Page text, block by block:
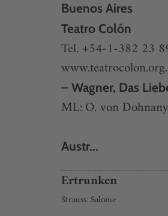
Buenos Aires
Teatro Colón
Tel. +54-1-382 23
– Wagner, Das
ML: O. von
Austr...
Ertrunken
Strauss: Salome